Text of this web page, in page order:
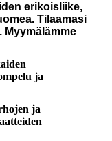
erikoisliike,
Tilaamasi
Myymälämme
ja
ja